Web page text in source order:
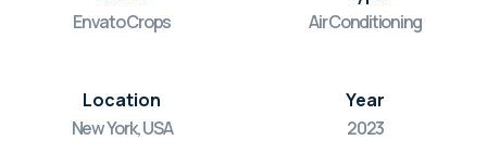
Envato Crops
Air Conditioning
Location
New York, USA
Year
2023